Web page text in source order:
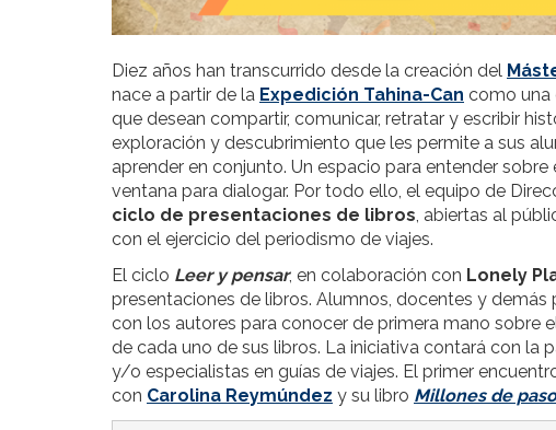
Diez años han transcurrido desde la creación del
nace a partir de la Expedición Tahina-Can como una
que desean compartir, comunicar, retratar y escribir
exploración y descubrimiento que les permite a sus
aprender en conjunto. Un espacio para entender
ventana para dialogar. Por todo ello, el equipo de
ciclo de presentaciones de libros, abiertas al
con el ejercicio del periodismo de viajes.
El ciclo Leer y pensar, en colaboración con Lonely
presentaciones de libros. Alumnos, docentes y
con los autores para conocer de primera mano sobre
de cada uno de sus libros. La iniciativa contará con la
y/o especialistas en guías de viajes. El primer
con Carolina Reymúndez y su libro Millones de